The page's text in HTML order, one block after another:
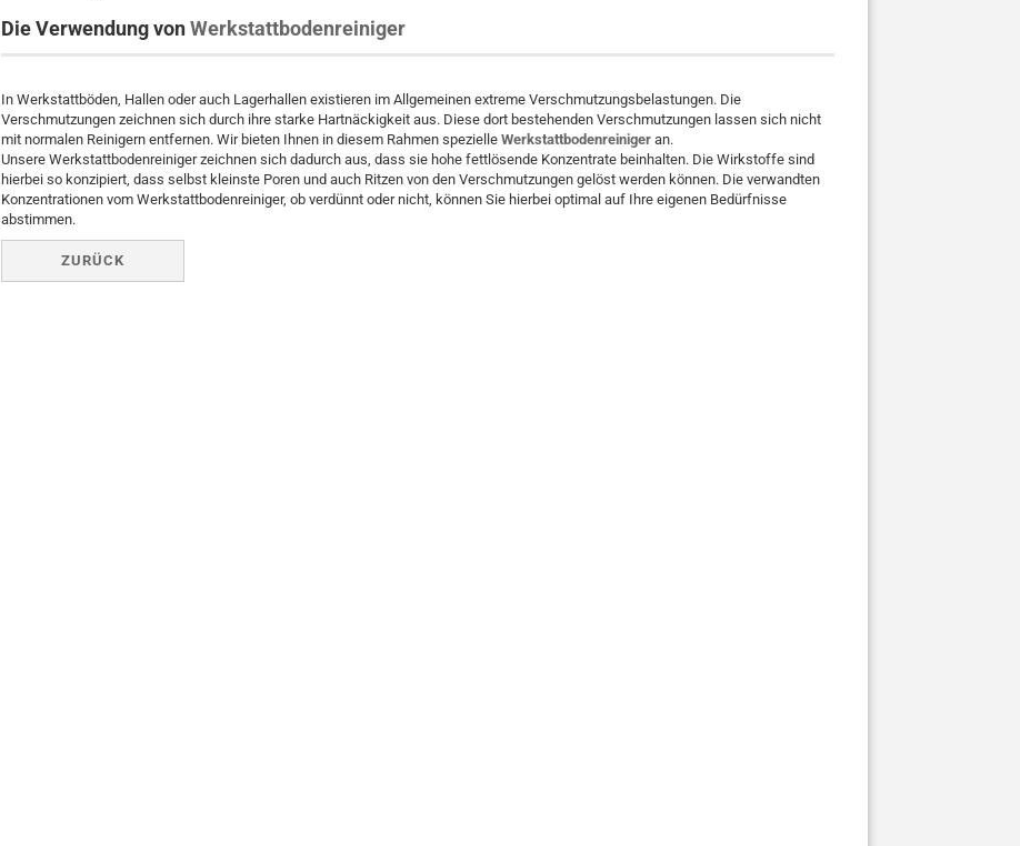
Die Verwendung vonWerkstattbodenreiniger
In Werkstattböden, Hallen oder auch Lagerhallen existieren im Allgemeinen extreme Verschmutzungsbelastungen. Die
Verschmutzungen zeichnen sich durch ihre starke Hartnäckigkeit aus. Diese dort bestehenden Verschmutzungen lassen sich nicht
mit normalen Reinigern entfernen. Wir bieten Ihnen in diesem Rahmen spezielle Werkstattbodenreiniger an.
Unsere Werkstattbodenreiniger zeichnen sich dadurch aus, dass sie hohe fettlösende Konzentrate beinhalten. Die Wirkstoffe sind
hierbei so konzipiert, dass selbst kleinste Poren und auch Ritzen von den Verschmutzungen gelöst werden können. Die verwandten
Konzentrationen vom Werkstattbodenreiniger, ob verdünnt oder nicht, können Sie hierbei optimal auf Ihre eigenen Bedürfnisse
abstimmen.
ZURÜCK